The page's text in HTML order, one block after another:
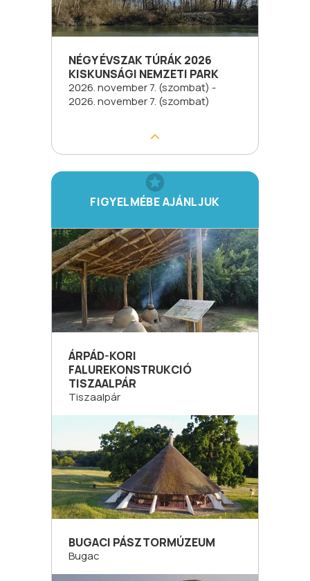
NÉGY ÉVSZAK TÚRÁK 2026
KISKUNSÁGI NEMZETI PARK
2026. november 7. (szombat) -
2026. november 7. (szombat)
FIGYELMÉBE AJÁNLJUK
ÁRPÁD-KORI
FALUREKONSTRUKCIÓ
TISZAALPÁR
Tiszaalpár
BUGACI PÁSZTORMÚZEUM
Bugac